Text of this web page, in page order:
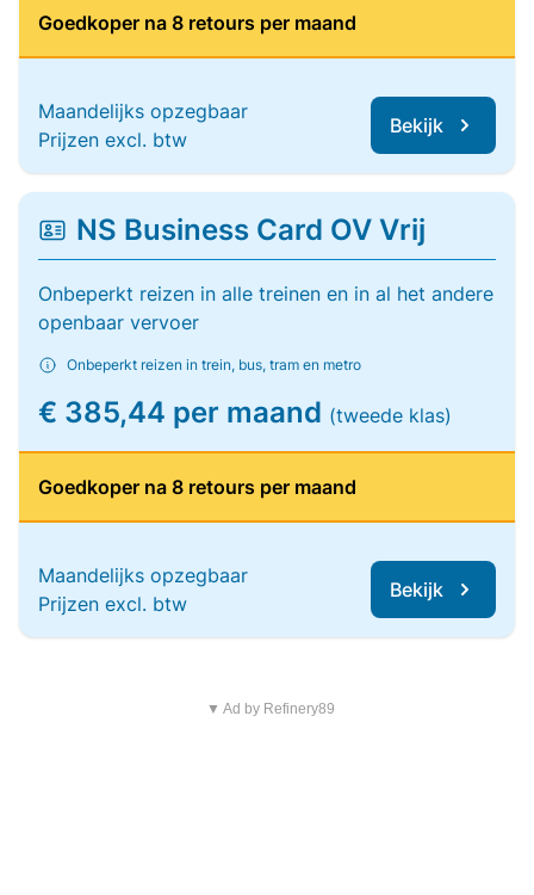
Goedkoper na 8 retours per maand
Maandelijks opzegbaar
Prijzen excl. btw
Bekijk
NS Business Card OV Vrij
Onbeperkt reizen in alle treinen en in al het andere
openbaar vervoer
Onbeperkt reizen in trein, bus, tram en metro
€ 385,44 per maand (tweede klas)
Goedkoper na 8 retours per maand
Maandelijks opzegbaar
Prijzen excl. btw
Bekijk
▼ Ad by Refinery89